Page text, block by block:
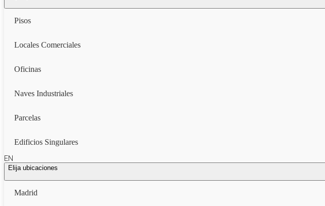
Pisos
Locales Comerciales
Oficinas
Naves Industriales
Parcelas
Edificios Singulares
EN
Elija ubicaciones
Madrid